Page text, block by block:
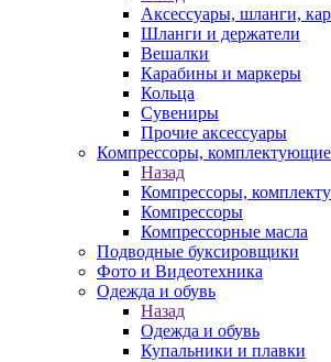
Аксессуары, шланги,
Шланги и держатели
Вешалки
Карабины и маркеры
Кольца
Сувениры
Прочие аксессуары
Компрессоры,
Назад
Компрессоры,
Компрессоры
Компрессорные масла
Подводные буксировщики
Фото и Видеотехника
Одежда и обувь
Назад
Одежда и обувь
Купальники и плавки